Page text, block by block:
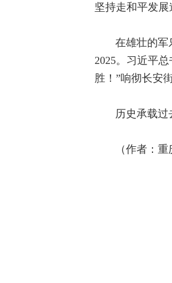
坚持走和平发
在雄壮的军
2025。习近平
胜！”响彻长安
历史承载
（作者：